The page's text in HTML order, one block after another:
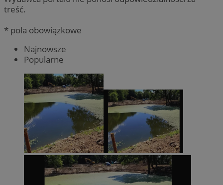
treść.
* pola obowiązkowe
Najnowsze
Popularne